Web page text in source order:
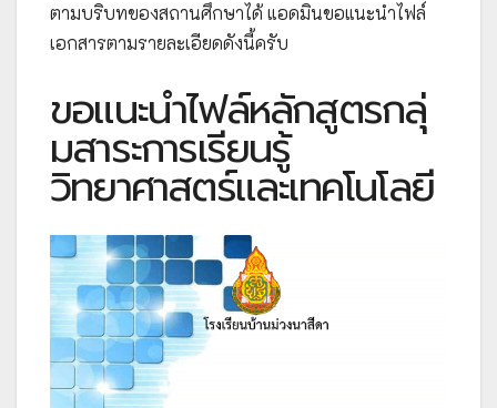
ตามบริบทของสถานศึกษาได้ แอดมินขอแนะนำไฟล์
เอกสารตามรายละเอียดดังนี้ครับ
ขอแนะนำไฟล์หลักสูตรกลุ่
มสาระการเรียนรู้
วิทยาศาสตร์และเทคโนโลยี